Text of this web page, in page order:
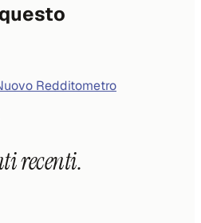
Redditometro
recenti.